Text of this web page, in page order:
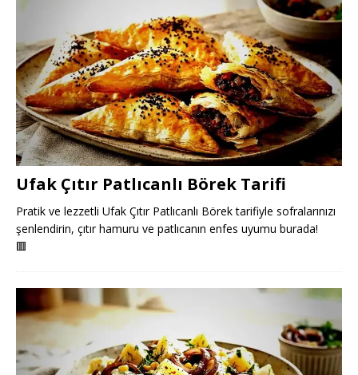
Ufak Çıtır Patlıcanlı Börek Tarifi
Pratik ve lezzetli Ufak Çıtır Patlıcanlı Börek tarifiyle sofralarınızı
şenlendirin, çıtır hamuru ve patlıcanın enfes uyumu burada!
🟥